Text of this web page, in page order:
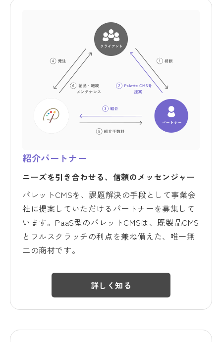
紹介パートナー
ニーズを引き合わせる、信頼のメッセンジャー
パレットCMSを、課題解決の手段として事業会
社に提案していただけるパートナーを募集して
います。PaaS型のパレットCMSは、既製品CMS
とフルスクラッチの利点を兼ね備えた、唯一無
二の商材です。
詳しく知る